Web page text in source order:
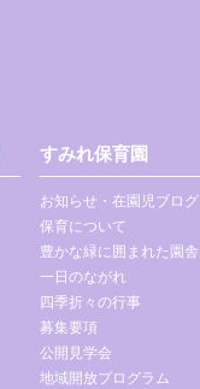
すみれ保育園
お知らせ・在園児ブログ
保育について
豊かな緑に囲まれた園舎
一日のながれ
四季折々の行事
募集要項
公開見学会
地域開放プログラム